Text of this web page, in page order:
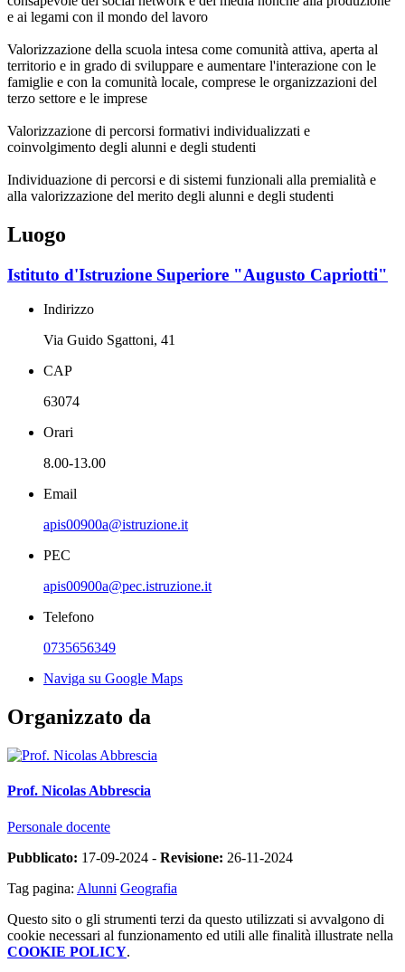
e ai legami con il mondo del lavoro
Valorizzazione della scuola intesa come comunità attiva, aperta al
territorio e in grado di sviluppare e aumentare l'interazione con le
famiglie e con la comunità locale, comprese le organizzazioni del
terzo settore e le imprese
Valorizzazione di percorsi formativi individualizzati e
coinvolgimento degli alunni e degli studenti
Individuazione di percorsi e di sistemi funzionali alla premialità e
alla valorizzazione del merito degli alunni e degli studenti
Luogo
Istituto d'Istruzione Superiore "Augusto Capriotti"
Indirizzo
Via Guido Sgattoni, 41
CAP
63074
Orari
8.00-13.00
Email
apis00900a@istruzione.it
PEC
apis00900a@pec.istruzione.it
Telefono
0735656349
Naviga su Google Maps
Organizzato da
Prof. Nicolas Abbrescia
Personale docente
Pubblicato: 17-09-2024 - Revisione: 26-11-2024
Tag pagina: Alunni Geografia
Questo sito o gli strumenti terzi da questo utilizzati si avvalgono di
cookie necessari al funzionamento ed utili alle finalità illustrate nella
COOKIE POLICY.